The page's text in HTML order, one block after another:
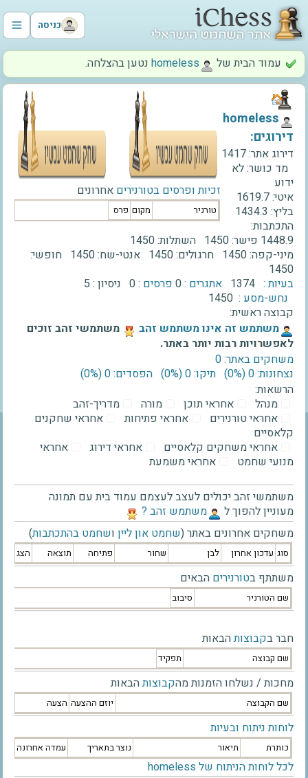
כניסה
עמוד הבית של ‫homeless‬ נטען בהצלחה.
זכיות ופרסים בטורנירים אחרונים
טורניר מקום פרס
‫homeless‬
דירוגים:
דירוג אתר:1417
מד כושר:לא
ידוע
איטי:1619.7
בליץ: 1434.3
התכתבות:
1448.9 פישר:1450 השתלות:1450
מיני-קפה:1450 חרגולים:1450 אנטי-שח:1450 חופשי:
1450
בעיות : 1374 אתגרים :0 פרסים :0 ניסיון : 5
נחש-מסע : 1450
קבוצה ראשית:
‫משתמש זה אינו משתמש זהב‬
משתמשי זהב זוכים
לאפשרויות רבות יותר באתר.
משחקים באתר: 0
נצחונות: 0 ‫(0%)‬
תיקו: 0 ‫(0%)‬
הפסדים: 0 ‫(0%)‬
הרשאות:
מנהל
אחראי תוכן מורה
מדריך-זהב
אחראי טורנירים
אחראי פתיחות
אחראי שחקנים
קלאסיים
אחראי משחקים קלאסיים
אחראי דירוג
אחראי
מנועי שחמט
אחראי משמעת
משתמשי זהב יכולים לעצב לעצמם עמוד בית עם תמונה
מעוניין להפוך ל
‫משתמש זהב ?‬
משחקים אחרונים באתר (שחמט און ליין ושחמט בהתכתבות)
סוג עדכון אחרון לבן שחור פתיחה תוצאה הצג
משתתף בטורנירים הבאים
שם הטורניר סיבוב
חבר בקבוצותהבאות
שם קבוצה תפקיד
מחכות / נשלחו הזמנות מהקבוצותהבאות
שם הקבוצה יוזם ההצעה הצעה
לוחות ניתוח ובעיות
כותרת תיאור נוצר בתאריך עמדה אחרונה
לכל לוחות הניתוח של homeless